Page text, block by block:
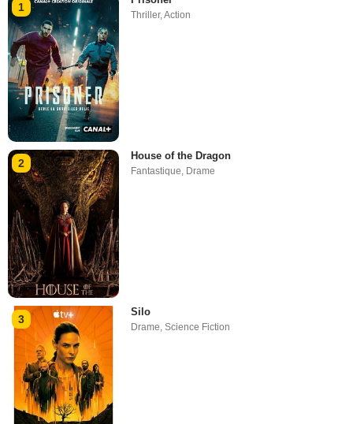
1
Thriller,Action
2
House of the Dragon
Fantastique, Drame
3
Silo
Drame,Science Fiction